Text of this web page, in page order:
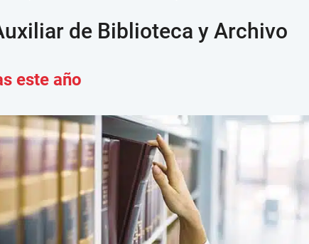
de Biblioteca y Archivo
este año